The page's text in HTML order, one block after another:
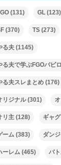
(131) GL (123)
(370) TS (273)
る夫 (1145)
る夫で学ぶFGOバビ
る夫スレまとめ (176)
リジナル(301)
リ主 (128) ギャ
ーム (383) ダン
ーレム (465) バ